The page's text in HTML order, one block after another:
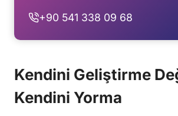
+90 541 338 09 68
Kendini Geliştirme
Kendini Yorma